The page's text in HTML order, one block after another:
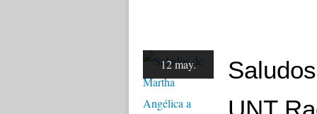
12 may.